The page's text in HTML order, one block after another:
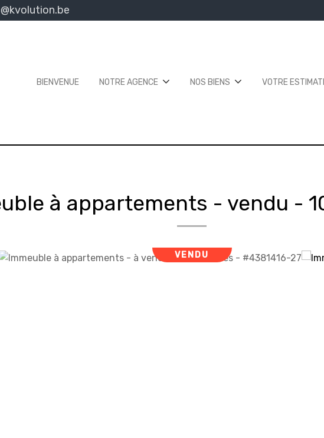
BIENVENUE NOTRE AGENCE NOS BIENS VOTRE
à appartements - vendu -
VENDU